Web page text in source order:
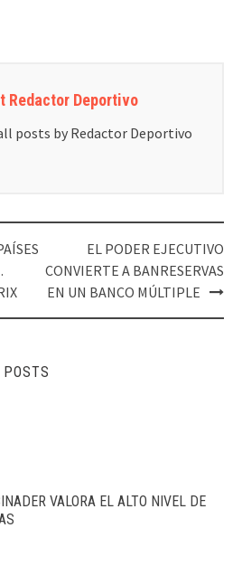
Redactor Deportivo
posts by Redactor Deportivo
EL PODER EJECUTIVO
CONVIERTE A BANRESERVAS
EN UN BANCO MÚLTIPLE
VALORA EL ALTO NIVEL DE